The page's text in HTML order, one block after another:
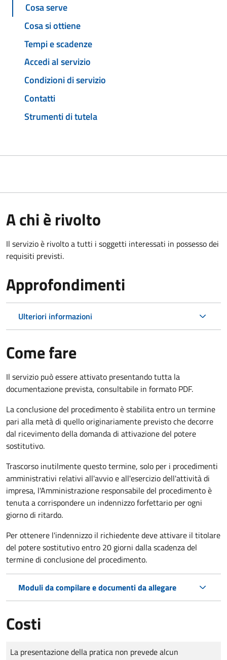
Cosa serve
Cosa si ottiene
Tempi e scadenze
Accedi al servizio
Condizioni di servizio
Contatti
Strumenti di tutela
A chi è rivolto
Il servizio è rivolto a tutti i soggetti interessati in possesso dei
requisiti previsti.
Approfondimenti
Ulteriori informazioni
Come fare
Il servizio può essere attivato presentando tutta la
documentazione prevista, consultabile in formato PDF.
La conclusione del procedimento è stabilita entro un termine
pari alla metà di quello originariamente previsto che decorre
dal ricevimento della domanda di attivazione del potere
sostitutivo.
Trascorso inutilmente questo termine, solo per i procedimenti
amministrativi relativi all'avvio e all'esercizio dell'attività di
impresa, l'Amministrazione responsabile del procedimento è
tenuta a corrispondere un indennizzo forfettario per ogni
giorno di ritardo.
Per ottenere l'indennizzo il richiedente deve attivare il titolare
del potere sostitutivo entro 20 giorni dalla scadenza del
termine di conclusione del procedimento.
Moduli da compilare e documenti da allegare
Costi
Tipo di pagamento
Importo
La presentazione della pratica non prevede alcun